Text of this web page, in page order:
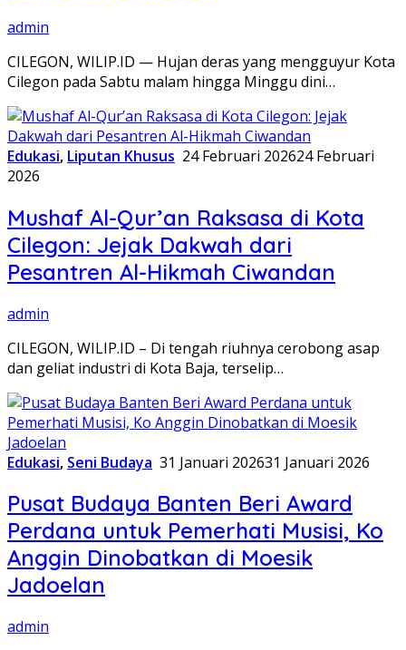
admin
CILEGON, WILIP.ID — Hujan deras yang mengguyur Kota
Cilegon pada Sabtu malam hingga Minggu dini…
Edukasi, Liputan Khusus 24 Februari 202624 Februari
2026
Mushaf Al-Qur’an Raksasa di Kota
Cilegon: Jejak Dakwah dari
Pesantren Al-Hikmah Ciwandan
admin
CILEGON, WILIP.ID – Di tengah riuhnya cerobong asap
dan geliat industri di Kota Baja, terselip…
Edukasi, Seni Budaya 31 Januari 202631 Januari 2026
Pusat Budaya Banten Beri Award
Perdana untuk Pemerhati Musisi, Ko
Anggin Dinobatkan di Moesik
Jadoelan
admin